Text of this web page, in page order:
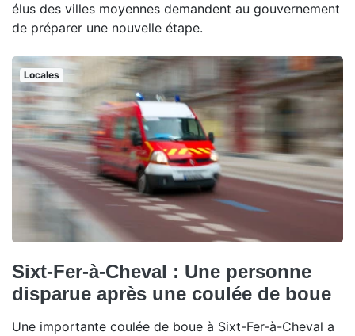
élus des villes moyennes demandent au gouvernement
de préparer une nouvelle étape.
Locales
Sixt-Fer-à-Cheval : Une personne
disparue après une coulée de boue
Une importante coulée de boue à Sixt-Fer-à-Cheval a